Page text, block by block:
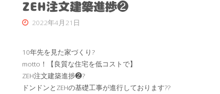
ZEH注文建築進捗❷
2022年4月21日
10年先を見た家づくり?
motto！【良質な住宅を低コストで】
ZEH注文建築進捗❷?
ドンドンとZEHの基礎工事が進行しております??